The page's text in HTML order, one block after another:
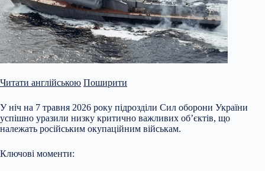
Читати англійською Поширити
У ніч на 7 травня 2026 року підрозділи Сил оборони України
успішно уразили низку критично важливих об’єктів, що
належать російським окупаційним військам.
Ключові моменти: